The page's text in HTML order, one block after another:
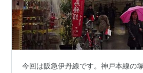
今回は阪急伊丹線です。神戸本線の